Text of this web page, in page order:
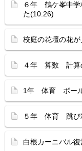
６年 鶴ケ峯中学
た(10.26)
校庭の花壇の花
４年 算数 計算
1年 体育 ボー
５年 体育 跳び
白根カーニバル